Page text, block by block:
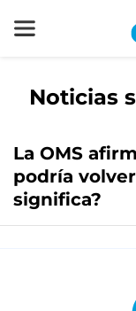
Noticias
La OMS
podría
significa?